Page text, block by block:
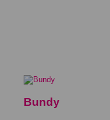
Bundy